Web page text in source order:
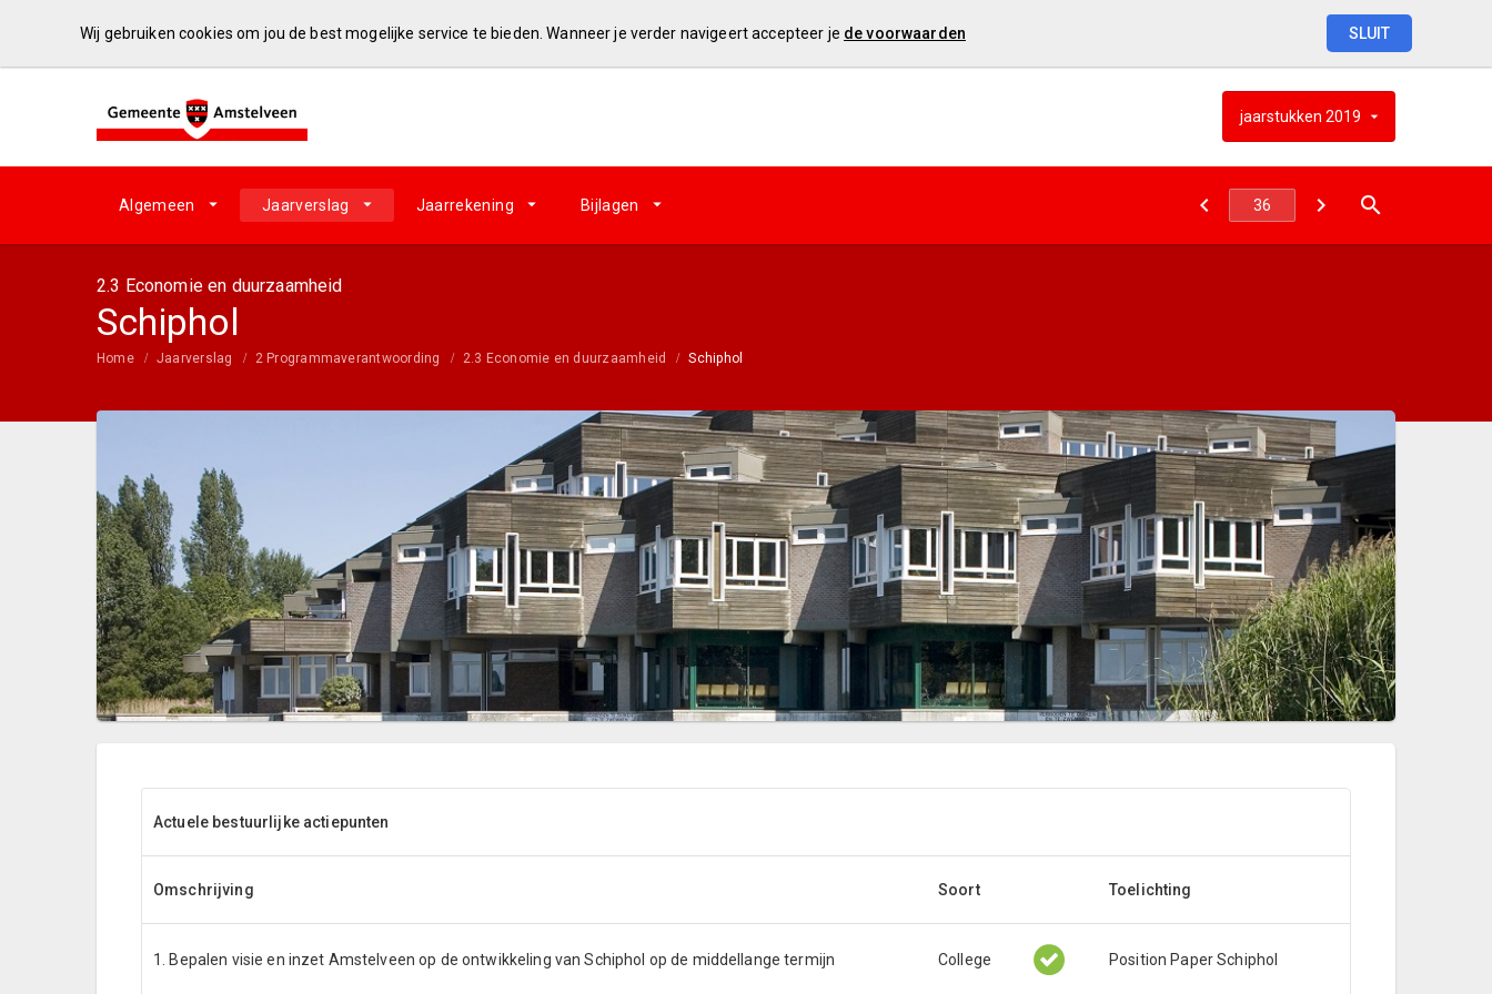
jaarstukken 2019
Algemeen Jaarverslag Jaarrekening Bijlagen
2.3 Economie en duurzaamheid
Schiphol
Home Jaarverslag 2 Programmaverantwoording 2.3 Economie en duurzaamheid Schiphol
Actuele bestuurlijke actiepunten
Omschrijving Soort Toelichting
1. Bepalen visie en inzet Amstelveen op de ontwikkeling van Schiphol op de middellange termijn College Position Paper Schiphol
Wij gebruiken cookies om jou de best mogelijke service te bieden. Wanneer je verder navigeert accepteer je de voorwaarden SLUIT